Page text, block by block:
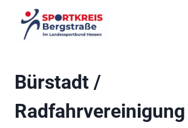
Inhalt
springen
Bürstadt /